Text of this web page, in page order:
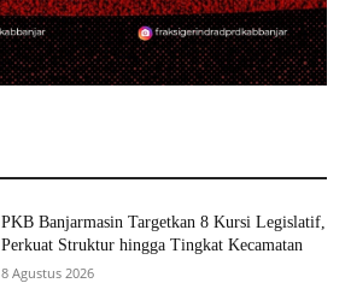
PKB Banjarmasin Targetkan 8 Kursi Legislatif,
Perkuat Struktur hingga Tingkat Kecamatan
8 Agustus 2026